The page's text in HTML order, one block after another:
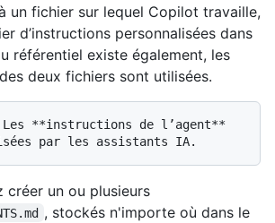
un fichier sur lequel Copilot travaille,
d’instructions personnalisées dans
référentiel existe également, les
deux fichiers sont utilisées.
créer un ou plusieurs
, stockés n'importe où dans le